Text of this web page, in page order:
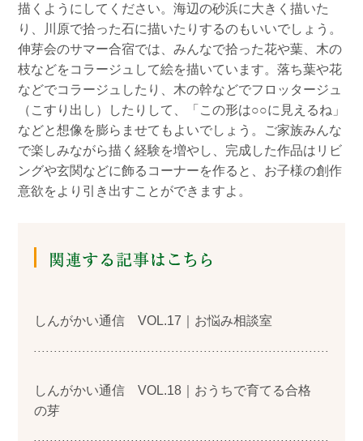
描くようにしてください。海辺の砂浜に大きく描いた
り、川原で拾った石に描いたりするのもいいでしょう。
伸芽会のサマー合宿では、みんなで拾った花や葉、木の
枝などをコラージュして絵を描いています。落ち葉や花
などでコラージュしたり、木の幹などでフロッタージュ
（こすり出し）したりして、「この形は○○に見えるね」
などと想像を膨らませてもよいでしょう。ご家族みんな
で楽しみながら描く経験を増やし、完成した作品はリビ
ングや玄関などに飾るコーナーを作ると、お子様の創作
意欲をより引き出すことができますよ。
しんがかい通信 VOL.17｜お悩み相談室
しんがかい通信 VOL.18｜おうちで育てる合格
の芽